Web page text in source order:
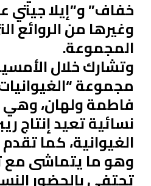
خفاف” و”إيلا جيتي
وغيرها من الروائع
المجموعة.
وتشارك خلال
مجموعة
فاطمة ولهان،
نسائية تعيد إنتاج
الغيوانية، كما
وهو ما يتماشى مع
تحتفي بالحضور